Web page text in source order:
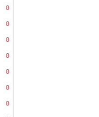
0
0
0
0
0
0
0